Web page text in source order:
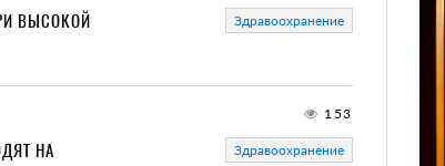
ВЫСОКОЙ
Здравоохранение
153
НА
Здравоохранение